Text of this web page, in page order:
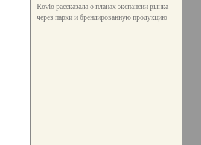
Rovio рассказала о планах экспансии рынка
через парки и брендированную продукцию